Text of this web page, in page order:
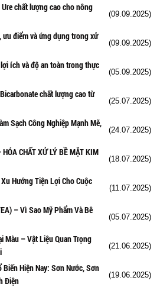
chất lượng cao cho nông
(09.09.2025)
điểm và ứng dụng trong xử
(09.09.2025)
ích và độ an toàn trong thực
(05.09.2025)
chất lượng cao từ
(25.07.2025)
Sạch Công Nghiệp Mạnh Mẽ,
(24.07.2025)
CHẤT XỬ LÝ BỀ MẶT KIM
(18.07.2025)
Hướng Tiện Lợi Cho Cuộc
(11.07.2025)
– Vì Sao Mỹ Phẩm Và Bê
(05.07.2025)
Màu – Vật Liệu Quan Trọng
(21.06.2025)
Hiện Nay: Sơn Nước, Sơn
Điện
(19.06.2025)